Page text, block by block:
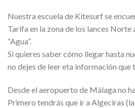
Nuestra escuela de Kitesurf se
Tarifa en la zona de los lances
“Agua”.
Si quieres saber cómo llegar hasta
no dejes de leer eta información que
Desde el aeropuerto de Málaga no
Primero tendrás que ir a Algeciras